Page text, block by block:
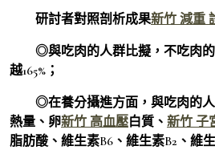
研討者對照剖析成果新竹 減重
◎與吃肉的人群比擬，不吃肉
越165%；
◎在養分攝進方面，與吃肉的
熱量、卵新竹 高血壓白質、 新竹 子
脂肪酸、維生素B6、維生素B2、維